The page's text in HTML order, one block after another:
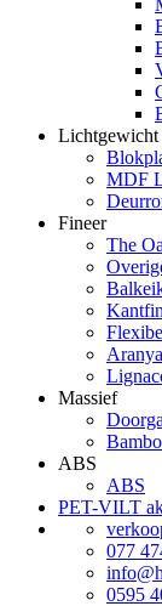
Lichtgewicht
MDF
Fineer
The
Massief
ABS
ABS
PET-VILT
077
0595